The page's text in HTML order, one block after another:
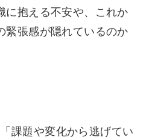
に抱える不安や、これか
緊張感が隠れているのか
課題や変化から逃げてい